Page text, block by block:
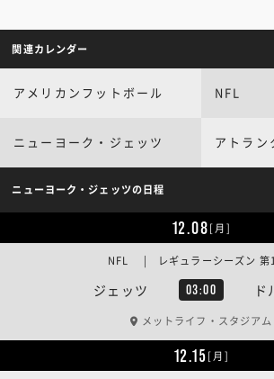
関連カレンダー
アメリカンフットボール NFL
ニューヨーク・ジェッツ アトラン
ニューヨーク・ジェッツの日程
12.08[月]
ジェッツ 03:00 ド
NFL | レギュラーシーズン 第
メットライフ・スタジアム
12.15[月]